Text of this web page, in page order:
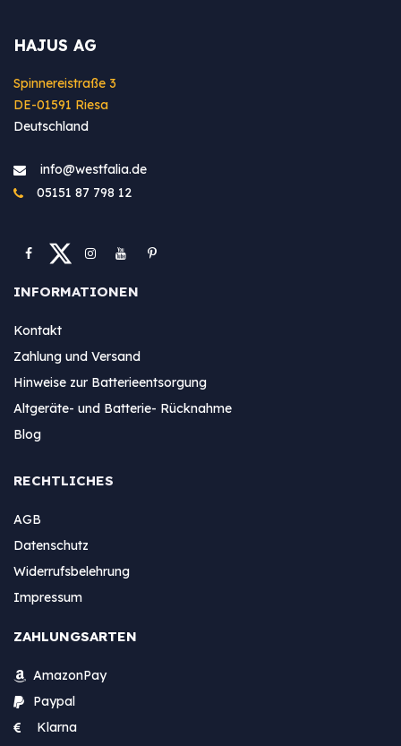
HAJUS AG
Spinnereistraße 3
DE-01591 Riesa
Deutschland
info@westfa​lia.de
05151 87 798 12
INFORMATIONEN
Kontakt
Zahlung und Versand
Hinweise zur Batterieentsorgung
Altgeräte- und Batterie- Rücknahme
Blog
RECHTLICHES
AGB
Datenschutz
Widerrufsbelehrung
Impressum
ZAHLUNGSARTEN
AmazonPay
Paypal
Klarna